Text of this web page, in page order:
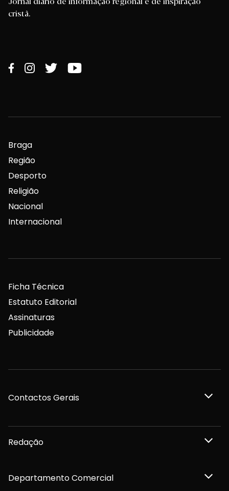
cristã.
Braga
Região
Desporto
Religião
Nacional
Internacional
Ficha Técnica
Estatuto Editorial
Assinaturas
Publicidade
Contactos Gerais
Redação
Departamento Comercial